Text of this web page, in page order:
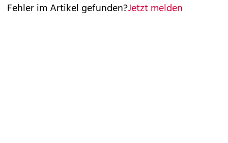
Fehler im Artikel gefunden?Jetzt melden